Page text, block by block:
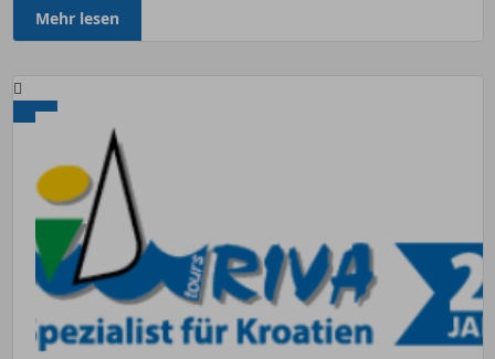
Mehr lesen